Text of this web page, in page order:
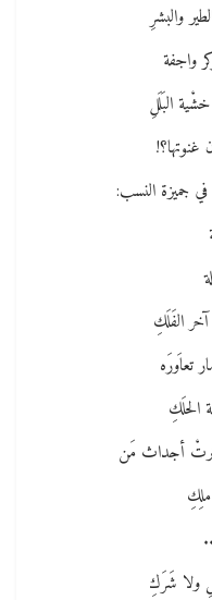
والبشرِ
واجفة
البَلَلِ
النسب‮:‬
الفَلَكِ
‬تعاَورَه
الحلَكِ
‬أجداث مَن
‬ولا شَرَكِ